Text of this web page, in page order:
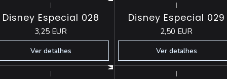
|
Disney Especial 028
3,25 EUR
Ver detalhes
|
Disney Especial 029
2,50 EUR
Ver detalhes
| |